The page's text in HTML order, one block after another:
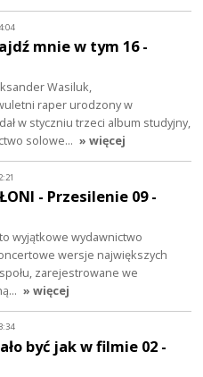
mnie w tym 16 -
Wasiluk,
raper urodzony w
w styczniu trzeci album studyjny,
solowe… » więcej
- Przesilenie 09 -
wyjątkowe wydawnictwo
wersje największych
zarejestrowane we
» więcej
być jak w filmie 02 -